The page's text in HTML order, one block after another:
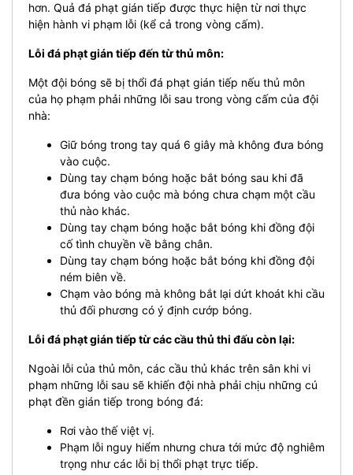
hơn. Quả đá phạt gián tiếp được thực hiện từ nơi thực
hiện hành vi phạm lỗi (kể cả trong vòng cấm).
Lỗi đá phạt gián tiếp đến từ thủ môn:
Một đội bóng sẽ bị thổi đá phạt gián tiếp nếu thủ môn
của họ phạm phải những lỗi sau trong vòng cấm của đội
nhà:
Giữ bóng trong tay quá 6 giây mà không đưa bóng
vào cuộc.
Dùng tay chạm bóng hoặc bắt bóng sau khi đã
đưa bóng vào cuộc mà bóng chưa chạm một cầu
thủ nào khác.
Dùng tay chạm bóng hoặc bắt bóng khi đồng đội
cố tình chuyền về bằng chân.
Dùng tay chạm bóng hoặc bắt bóng khi đồng đội
ném biên về.
Chạm vào bóng mà không bắt lại dứt khoát khi cầu
thủ đối phương có ý định cướp bóng.
Lỗi đá phạt gián tiếp từ các cầu thủ thi đấu còn lại:
Ngoài lỗi của thủ môn, các cầu thủ khác trên sân khi vi
phạm những lỗi sau sẽ khiến đội nhà phải chịu những cú
phạt đền gián tiếp trong bóng đá:
Rơi vào thế việt vị.
Phạm lỗi nguy hiểm nhưng chưa tới mức độ nghiêm
trọng như các lỗi bị thổi phạt trực tiếp.